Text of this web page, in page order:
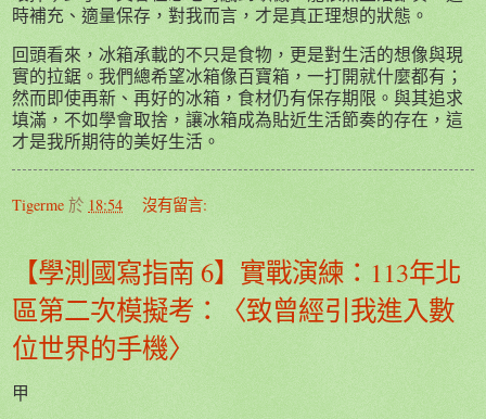
時補充、適量保存，對我而言，才是真正理想的狀態。
回頭看來，冰箱承載的不只是食物，更是對生活的想像與現
實的拉鋸。我們總希望冰箱像百寶箱，一打開就什麼都有；
然而即使再新、再好的冰箱，食材仍有保存期限。與其追求
填滿，不如學會取捨，讓冰箱成為貼近生活節奏的存在，這
才是我所期待的美好生活。
Tigerme 於 18:54 沒有留言:
【學測國寫指南 6】實戰演練：113年北
區第二次模擬考：〈致曾經引我進入數
位世界的手機〉
甲